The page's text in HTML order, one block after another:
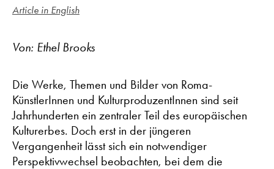
Article in English
Von: Ethel Brooks
Die Werke, Themen und Bilder von Roma-
KünstlerInnen und KulturproduzentInnen sind seit
Jahrhunderten ein zentraler Teil des europäischen
Kulturerbes. Doch erst in der jüngeren
Vergangenheit lässt sich ein notwendiger
Perspektivwechsel beobachten, bei dem die